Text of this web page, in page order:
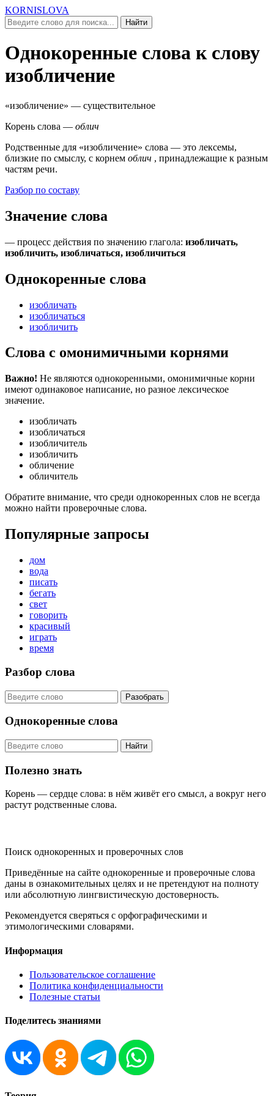
KORNISLOVA
Найти
Однокоренные слова к слову
изобличение
«изобличение» — существительное
Корень слова — облич
Родственные для «изобличение» слова — это лексемы,
близкие по смыслу, c корнем облич , принадлежащие к разным
частям речи.
Разбор по составу
Значение слова
— процесс действия по значению глагола: изобличать,
изобличить, изобличаться, изобличиться
Однокоренные слова
изобличать
изобличаться
изобличить
Слова с омонимичными корнями
Важно! Не являются однокоренными, омонимичные корни
имеют одинаковое написание, но разное лексическое
значение.
изобличать
изобличаться
изобличитель
изобличить
обличение
обличитель
Обратите внимание, что среди однокоренных слов не всегда
можно найти проверочные слова.
Популярные запросы
дом
вода
писать
бегать
свет
говорить
красивый
играть
время
Разбор слова
Разобрать
Однокоренные слова
Найти
Полезно знать
Корень — сердце слова: в нём живёт его смысл, а вокруг него
растут родственные слова.
Поиск однокоренных и проверочных слов
Приведённые на сайте однокоренные и проверочные слова
даны в ознакомительных целях и не претендуют на полноту
или абсолютную лингвистическую достоверность.
Рекомендуется сверяться с орфографическими и
этимологическими словарями.
Информация
Пользовательское соглашение
Политика конфиденциальности
Полезные статьи
Поделитесь знаниями